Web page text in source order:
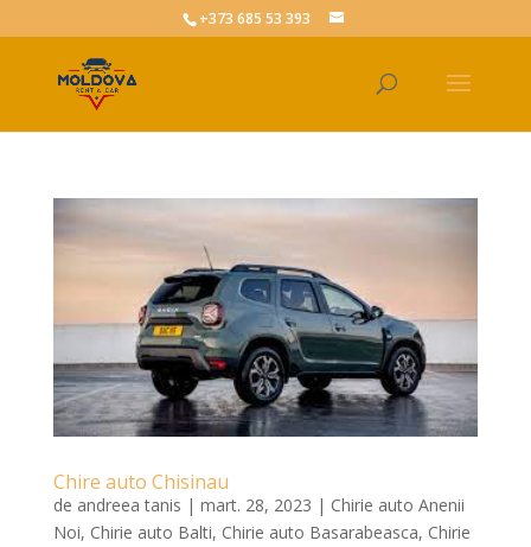
+373 685 53 393
Chire auto Chisinau
de andreea tanis | mart. 28, 2023 | Chirie auto Anenii
Noi, Chirie auto Balti, Chirie auto Basarabeasca, Chirie